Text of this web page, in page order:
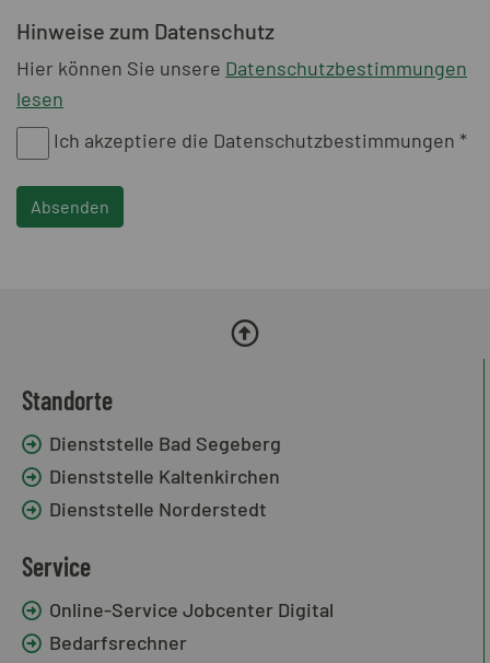
Hinweise zum Datenschutz
Hier können Sie unsere Datenschutzbestimmungen
lesen
Ich akzeptiere die Datenschutzbestimmungen *
Absenden
Standorte
Dienststelle Bad Segeberg
Dienststelle Kaltenkirchen
Dienststelle Norderstedt
Service
Online-Service Jobcenter Digital
Bedarfsrechner